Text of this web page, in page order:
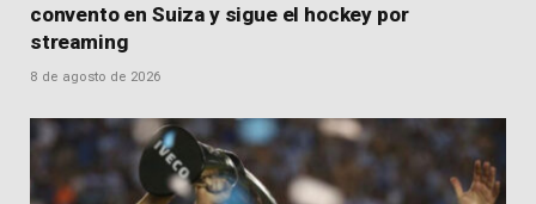
convento en Suiza y sigue el hockey por
streaming
8 de agosto de 2026